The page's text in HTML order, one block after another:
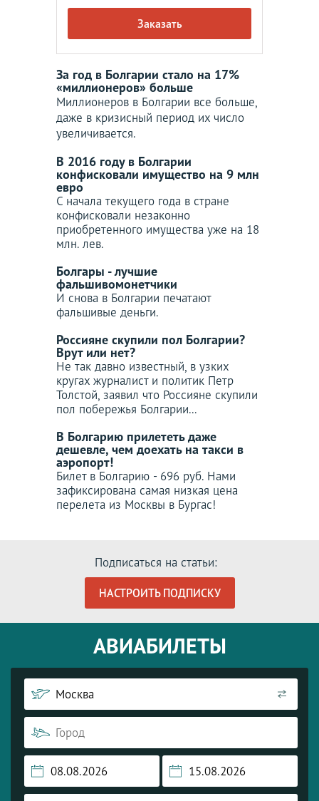
Заказать
За год в Болгарии стало на 17%
«миллионеров» больше
Миллионеров в Болгарии все больше,
даже в кризисный период их число
увеличивается.
В 2016 году в Болгарии
конфисковали имущество на 9 млн
евро
С начала текущего года в стране
конфисковали незаконно
приобретенного имущества уже на 18
млн. лев.
Болгары - лучшие
фальшивомонетчики
И снова в Болгарии печатают
фальшивые деньги.
Россияне скупили пол Болгарии?
Врут или нет?
Не так давно известный, в узких
кругах журналист и политик Петр
Толстой, заявил что Россияне скупили
пол побережья Болгарии...
В Болгарию прилететь даже
дешевле, чем доехать на такси в
аэропорт!
Билет в Болгарию - 696 руб. Нами
зафиксирована самая низкая цена
перелета из Москвы в Бургас!
Подписаться на статьи:
НАСТРОИТЬ ПОДПИСКУ
АВИАБИЛЕТЫ